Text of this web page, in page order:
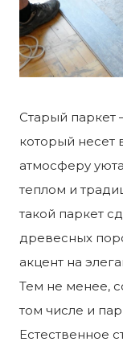
Старый паркет
который несет
атмосферу
теплом и
такой паркет
древесных
акцент на
Тем не менее,
том числе и
Естественное